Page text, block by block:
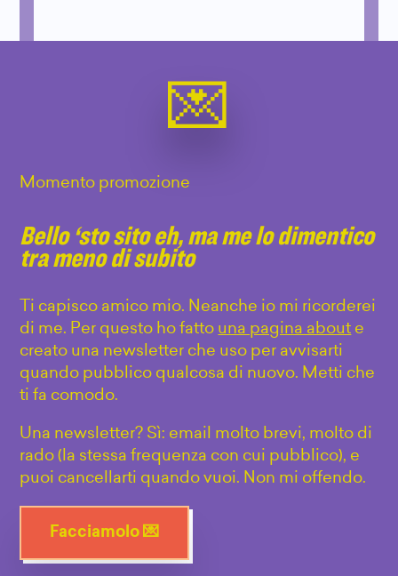
Momento promozione
Bello ‘sto sito eh, ma me lo dimentico
tra meno di subito
Ti capisco amico mio. Neanche io mi ricorderei
di me. Per questo ho fatto una pagina about e
creato una newsletter che uso per avvisarti
quando pubblico qualcosa di nuovo. Metti che
ti fa comodo.
Una newsletter? Sì: email molto brevi, molto di
rado (la stessa frequenza con cui pubblico), e
puoi cancellarti quando vuoi. Non mi offendo.
Facciamolo 💌